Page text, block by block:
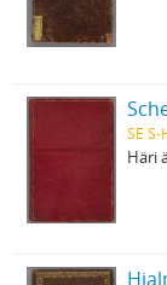
SE S-
Häri